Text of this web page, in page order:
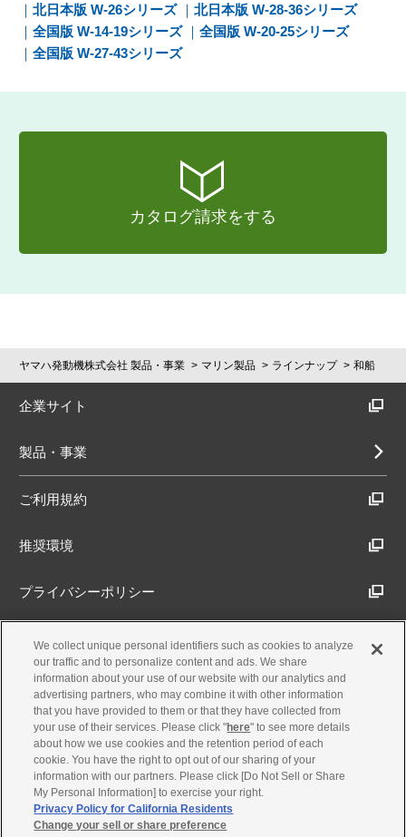
北日本版 W-26シリーズ
北日本版 W-28-36シリーズ
全国版 W-14-19シリーズ
全国版 W-20-25シリーズ
全国版 W-27-43シリーズ
カタログ請求をする
ヤマハ発動機株式会社 製品・事業 マリン製品 ラインナップ 和船
企業サイト
製品・事業
ご利用規約
推奨環境
プライバシーポリシー
Cookieポリシー
アクセシビリティ方針
古物営業法に基づく表示
製品・事業のお問合せ
We collect unique personal identifiers such as cookies to analyze
our traffic and to personalize content and ads. We share
information about your use of our website with our analytics and
advertising partners, who may combine it with other information
that you have provided to them or that they have collected from
your use of their services. Please click "here" to see more details
about how we use cookies and the retention period of each
cookie. You have the right to opt out of our sharing of your
information with our partners. Please click [Do Not Sell or Share
My Personal Information] to exercise your right.
Privacy Policy for California Residents
Change your sell or share preference